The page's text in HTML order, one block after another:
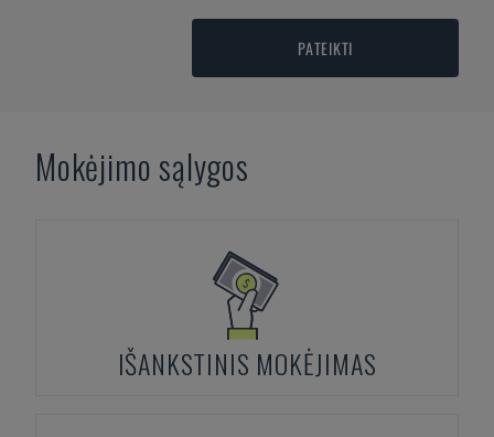
PATEIKTI
Mokėjimo sąlygos
IŠANKSTINIS MOKĖJIMAS